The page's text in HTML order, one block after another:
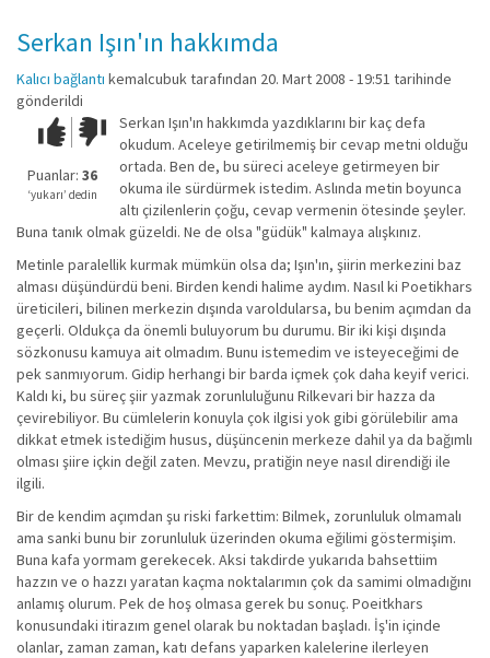
Serkan Işın'ın hakkımda
Kalıcı bağlantı kemalcubuktarafından 20. Mart 2008 - 19:51 tarihinde
gönderildi
Çok iyi!O
kadar
iyi
değil!
Puanlar: 36
‘yukarı’ dedin
Serkan Işın'ın hakkımda yazdıklarını bir kaç defa
okudum. Aceleye getirilmemiş bir cevap metni olduğu
ortada. Ben de, bu süreci aceleye getirmeyen bir
okuma ile sürdürmek istedim. Aslında metin boyunca
altı çizilenlerin çoğu, cevap vermenin ötesinde şeyler.
Buna tanık olmak güzeldi. Ne de olsa "güdük" kalmaya alışkınız.
Metinle paralellik kurmak mümkün olsa da; Işın'ın, şiirin merkezini baz
alması düşündürdü beni. Birden kendi halime aydım. Nasıl ki Poetikhars
üreticileri, bilinen merkezin dışında varoldularsa, bu benim açımdan da
geçerli. Oldukça da önemli buluyorum bu durumu. Bir iki kişi dışında
sözkonusu kamuya ait olmadım. Bunu istemedim ve isteyeceğimi de
pek sanmıyorum. Gidip herhangi bir barda içmek çok daha keyif verici.
Kaldı ki, bu süreç şiir yazmak zorunluluğunu Rilkevari bir hazza da
çevirebiliyor. Bu cümlelerin konuyla çok ilgisi yok gibi görülebilir ama
dikkat etmek istediğim husus, düşüncenin merkeze dahil ya da bağımlı
olması şiire içkin değil zaten. Mevzu, pratiğin neye nasıl direndiği ile
ilgili.
Bir de kendim açımdan şu riski farkettim: Bilmek, zorunluluk olmamalı
ama sanki bunu bir zorunluluk üzerinden okuma eğilimi göstermişim.
Buna kafa yormam gerekecek. Aksi takdirde yukarıda bahsettiim
hazzın ve o hazzı yaratan kaçma noktalarımın çok da samimi olmadığını
anlamış olurum. Pek de hoş olmasa gerek bu sonuç. Poeitkhars
konusundaki itirazım genel olarak bu noktadan başladı. İş'in içinde
olanlar, zaman zaman, katı defans yaparken kalelerine ilerleyen